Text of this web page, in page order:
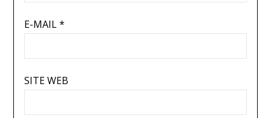
E-MAIL*
SITE WEB